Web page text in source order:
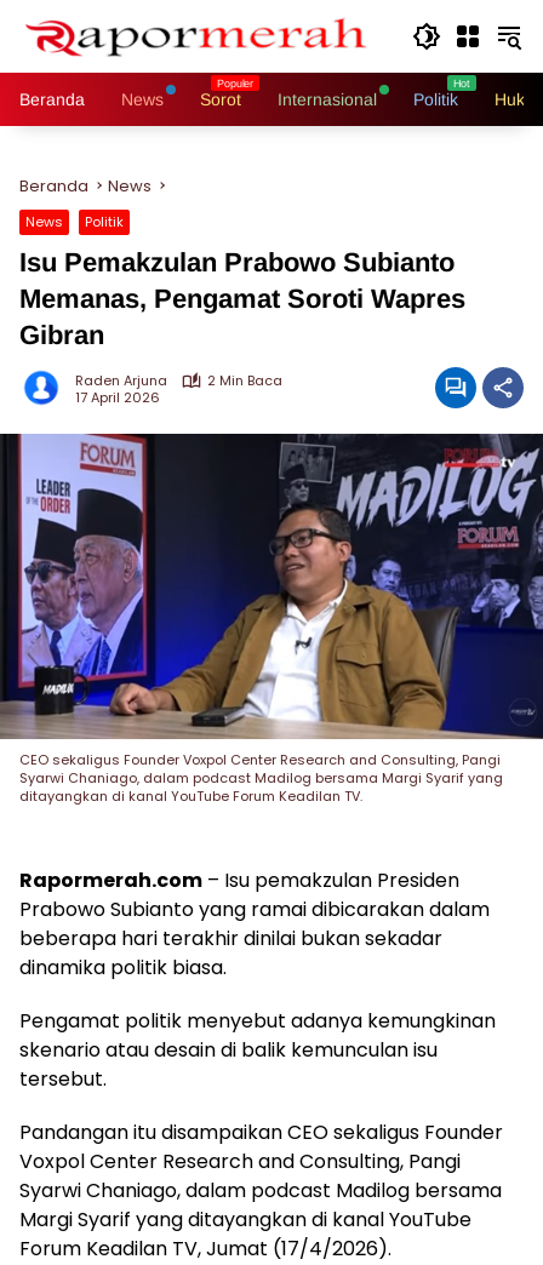
Beranda News Sorot Internasional Politik
Beranda News
News Politik
Isu Pemakzulan Prabowo Subianto
Memanas, Pengamat Soroti Wapres
Gibran
Raden Arjuna
2 Min Baca
17 April 2026
CEO sekaligus Founder Voxpol Center Research and Consulting, Pangi
Syarwi Chaniago, dalam podcast Madilog bersama Margi Syarif yang
ditayangkan di kanal YouTube Forum Keadilan TV.
Rapormerah.com – Isu pemakzulan Presiden
Prabowo Subianto yang ramai dibicarakan dalam
beberapa hari terakhir dinilai bukan sekadar
dinamika politik biasa.
Pengamat politik menyebut adanya kemungkinan
skenario atau desain di balik kemunculan isu
tersebut.
Pandangan itu disampaikan CEO sekaligus Founder
Voxpol Center Research and Consulting, Pangi
Syarwi Chaniago, dalam podcast Madilog bersama
Margi Syarif yang ditayangkan di kanal YouTube
Forum Keadilan TV, Jumat (17/4/2026).